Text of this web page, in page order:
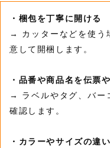
・梱包を丁寧に開ける
→ カッターなどを使う
意して開梱します。
・品番や商品名を伝票
→ ラベルやタグ、バー
確認します。
・カラーやサイズの違